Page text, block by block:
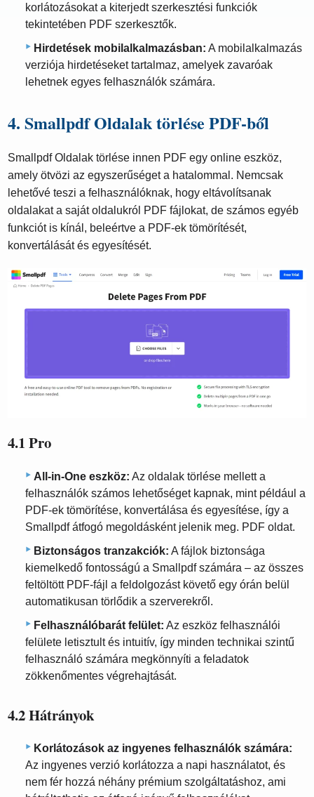
korlátozásokat a kiterjedt szerkesztési funkciók
tekintetében PDF szerkesztők.
Hirdetések mobilalkalmazásban: A mobilalkalmazás
verziója hirdetéseket tartalmaz, amelyek zavaróak
lehetnek egyes felhasználók számára.
4. Smallpdf Oldalak törlése PDF-ből
Smallpdf Oldalak törlése innen PDF egy online eszköz,
amely ötvözi az egyszerűséget a hatalommal. Nemcsak
lehetővé teszi a felhasználóknak, hogy eltávolítsanak
oldalakat a saját oldalukról PDF fájlokat, de számos egyéb
funkciót is kínál, beleértve a PDF-ek tömörítését,
konvertálását és egyesítését.
4.1 Pro
All-in-One eszköz: Az oldalak törlése mellett a
felhasználók számos lehetőséget kapnak, mint például a
PDF-ek tömörítése, konvertálása és egyesítése, így a
Smallpdf átfogó megoldásként jelenik meg. PDF oldat.
Biztonságos tranzakciók: A fájlok biztonsága
kiemelkedő fontosságú a Smallpdf számára – az összes
feltöltött PDF-fájl a feldolgozást követő egy órán belül
automatikusan törlődik a szerverekről.
Felhasználóbarát felület: Az eszköz felhasználói
felülete letisztult és intuitív, így minden technikai szintű
felhasználó számára megkönnyíti a feladatok
zökkenőmentes végrehajtását.
4.2 Hátrányok
Korlátozások az ingyenes felhasználók számára:
Az ingyenes verzió korlátozza a napi használatot, és
nem fér hozzá néhány prémium szolgáltatáshoz, ami